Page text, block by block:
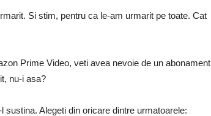
Si stim, pentru ca le-am urmarit pe toate. Cat
Prime Video, veti avea nevoie de un abonament
nu-i asa?
Alegeti din oricare dintre urmatoarele: